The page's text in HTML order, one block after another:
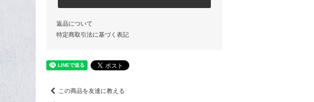
返品について
特定商取引法に基づく表記
この商品を友達に教える